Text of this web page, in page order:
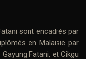
sont encadrés par
en Malaisie par
Gayung Fatani, etCikgu